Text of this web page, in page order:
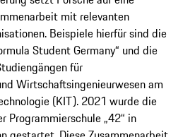
mit relevanten
Beispiele hierfür sind die
Student Germany“ und die
für
Wirtschaftsingenieurwesen am
(KIT). 2021 wurde die
Programmierschule „42“ in